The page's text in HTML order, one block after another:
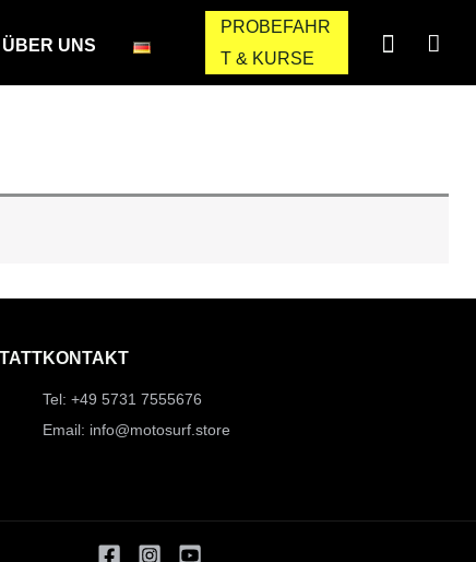
ÜBER UNS
PROBEFAHR
T & KURSE
KONTAKT
Tel: +49 5731 7555676
Email: info@motosurf.store